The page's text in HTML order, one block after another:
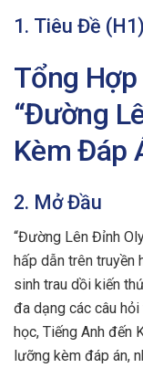
1. Tiêu Đề (H1)
Tổng Hợp
“Đường
Kèm Đáp
2. Mở Đầu
“Đường Lên Đỉnh
hấp dẫn trên truyền
sinh trau dồi kiến
đa dạng các câu
học, Tiếng Anh đến
lưỡng kèm đáp án,